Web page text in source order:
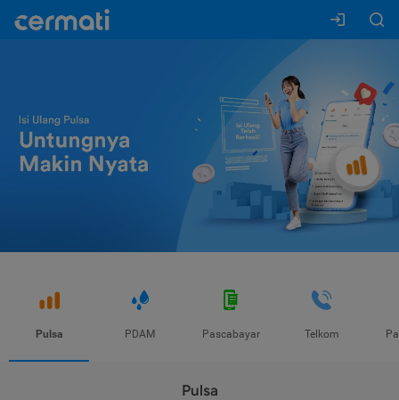
Pulsa PDAM Pascabayar Telkom
Pulsa